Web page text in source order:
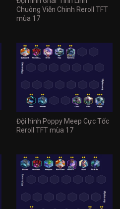
Chuông Viễn Chinh Reroll TFT
mùa 17
Đội hình Poppy Meep Cực Tốc
Reroll TFT mùa 17